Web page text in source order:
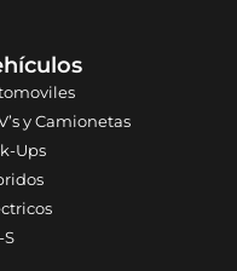
y Camionetas
Ups
S